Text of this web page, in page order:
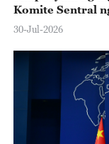
Komite Sentral
30-Jul-2026